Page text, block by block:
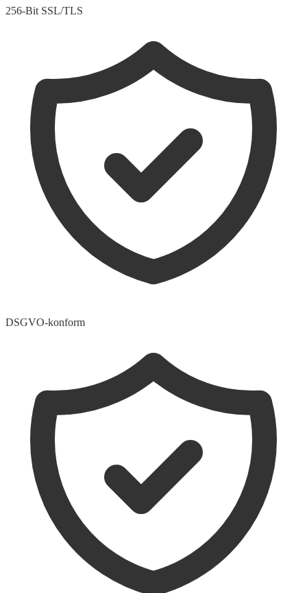
256-Bit SSL/TLS
DSGVO-konform